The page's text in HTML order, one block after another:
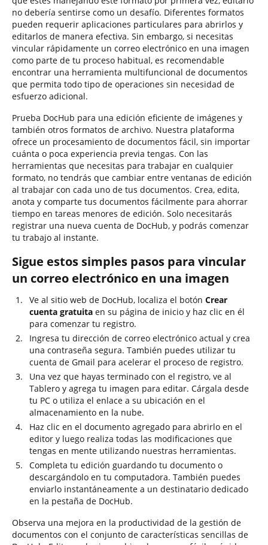
no debería sentirse como un desafío. Diferentes formatos
pueden requerir aplicaciones particulares para abrirlos y
editarlos de manera efectiva. Sin embargo, si necesitas
vincular rápidamente un correo electrónico en una imagen
como parte de tu proceso habitual, es recomendable
encontrar una herramienta multifuncional de documentos
que permita todo tipo de operaciones sin necesidad de
esfuerzo adicional.
Prueba DocHub para una edición eficiente de imágenes y
también otros formatos de archivo. Nuestra plataforma
ofrece un procesamiento de documentos fácil, sin importar
cuánta o poca experiencia previa tengas. Con las
herramientas que necesitas para trabajar en cualquier
formato, no tendrás que cambiar entre ventanas de edición
al trabajar con cada uno de tus documentos. Crea, edita,
anota y comparte tus documentos fácilmente para ahorrar
tiempo en tareas menores de edición. Solo necesitarás
registrar una nueva cuenta de DocHub, y podrás comenzar
tu trabajo al instante.
Sigue estos simples pasos para vincular
un correo electrónico en una imagen
Ve al sitio web de DocHub, localiza el botón Crear
cuenta gratuita en su página de inicio y haz clic en él
para comenzar tu registro.
Ingresa tu dirección de correo electrónico actual y crea
una contraseña segura. También puedes utilizar tu
cuenta de Gmail para acelerar el proceso de registro.
Una vez que hayas terminado con el registro, ve al
Tablero y agrega tu imagen para editar. Cárgala desde
tu PC o utiliza el enlace a su ubicación en el
almacenamiento en la nube.
Haz clic en el documento agregado para abrirlo en el
editor y luego realiza todas las modificaciones que
tengas en mente utilizando nuestras herramientas.
Completa tu edición guardando tu documento o
descargándolo en tu computadora. También puedes
enviarlo instantáneamente a un destinatario dedicado
en la pestaña de DocHub.
Observa una mejora en la productividad de la gestión de
documentos con el conjunto de características sencillas de